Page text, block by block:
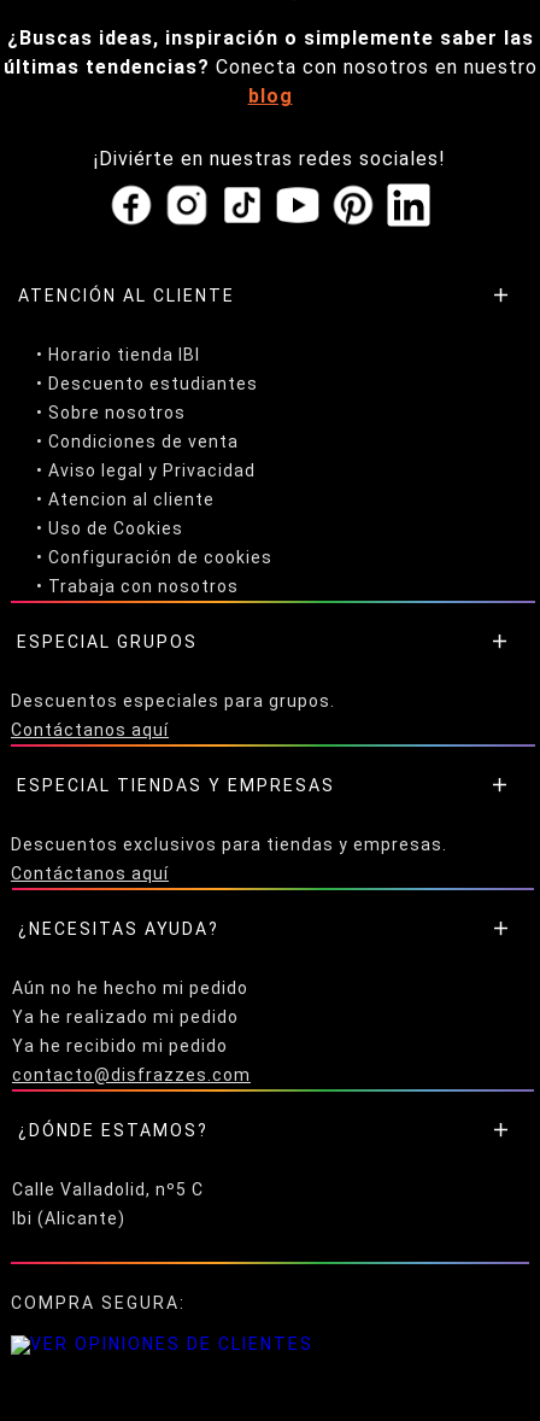
¿Buscas ideas, inspiración o simplemente saber las
últimas tendencias? Conecta con nosotros en nuestro
blog
¡Diviérte en nuestras redes sociales!
ATENCIÓN AL CLIENTE
• Horario tienda IBI
• Descuento estudiantes
• Sobre nosotros
• Condiciones de venta
• Aviso legal
y Privacidad
• Atencion al cliente
• Uso de Cookies
• Configuración de cookies
• Trabaja con nosotros
ESPECIAL GRUPOS
Descuentos especiales para grupos.
Contáctanos aquí
ESPECIAL TIENDAS Y EMPRESAS
Descuentos exclusivos para tiendas y empresas.
Contáctanos aquí
¿NECESITAS AYUDA?
Aún no he hecho mi pedido
Ya he realizado mi pedido
Ya he recibido mi pedido
contacto@disfrazzes.com
¿DÓNDE ESTAMOS?
Calle Valladolid, nº5 C
Ibi (Alicante)
COMPRA SEGURA: